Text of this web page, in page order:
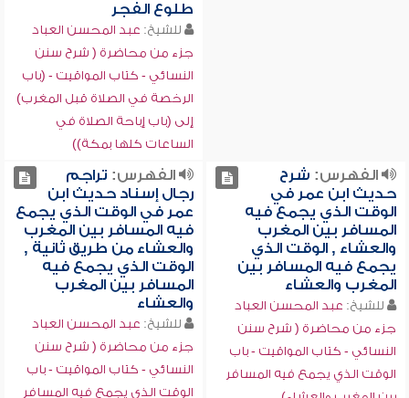
طلوع الفجر
للشيخ: عبد المحسن العباد
جزء من محاضرة ( شرح سنن
النسائي - كتاب المواقيت - (باب
الرخصة في الصلاة قبل المغرب)
إلى (باب إباحة الصلاة في
الساعات كلها بمكة))
الفهرس: شرح
حديث ابن عمر في
الوقت الذي يجمع فيه
المسافر بين المغرب
والعشاء , الوقت الذي
يجمع فيه المسافر بين
المغرب والعشاء
للشيخ: عبد المحسن العباد
جزء من محاضرة ( شرح سنن
النسائي - كتاب المواقيت - باب
الوقت الذي يجمع فيه المسافر
الفهرس: تراجم
رجال إسناد حديث ابن
عمر في الوقت الذي يجمع
فيه المسافر بين المغرب
والعشاء من طريق ثانية ,
الوقت الذي يجمع فيه
المسافر بين المغرب
والعشاء
للشيخ: عبد المحسن العباد
جزء من محاضرة ( شرح سنن
النسائي - كتاب المواقيت - باب
الوقت الذي يجمع فيه المسافر